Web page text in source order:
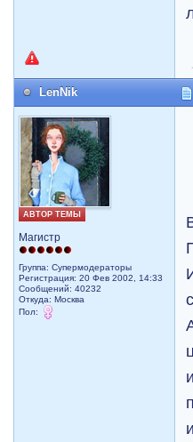
LenNik
АВТОР ТЕМЫ
Магистр
Группа: Супермодераторы
Регистрация: 20 Фев 2002, 14:33
Сообщений: 40232
Откуда: Москва
Пол: